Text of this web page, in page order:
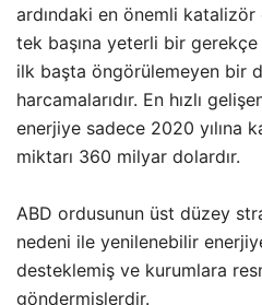
ardındaki en önemli
tek başına yeterli bir gerekçe
ilk başta öngörülemeyen bir
harcamalarıdır. En hızlı
enerjiye sadece 2020 yılına
miktarı 360 milyar dolardır.
ABD ordusunun üst düzey
nedeni ile yenilenebilir
desteklemiş ve kurumlara
göndermişlerdir.